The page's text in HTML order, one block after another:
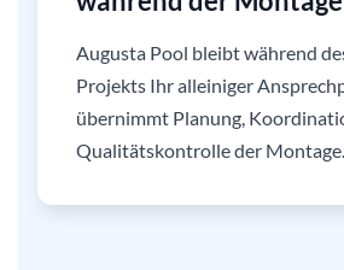
Augusta Pool bleibt während
Projekts Ihr alleiniger
übernimmt Planung,
Qualitätskontrolle der Montage.